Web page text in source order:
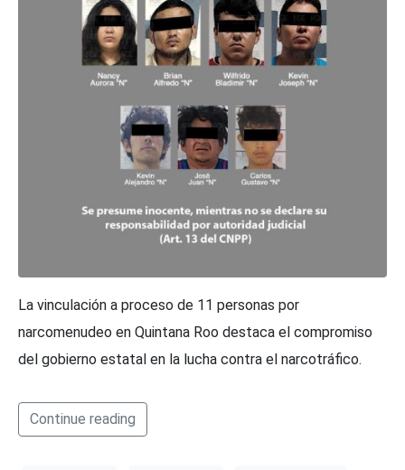
La vinculación a proceso de 11 personas por
narcomenudeo en Quintana Roo destaca el compromiso
del gobierno estatal en la lucha contra el narcotráfico.
Continue reading